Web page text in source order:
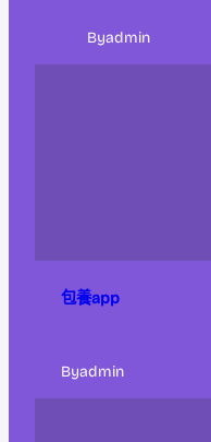
Byadmin
包養app
Byadmin